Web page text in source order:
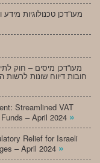
מעו”דכן טכנולוגיות
חובות דיווח שונות
Streamlined VAT
– April 2024 »
Relief for Israeli
– April 2024 »